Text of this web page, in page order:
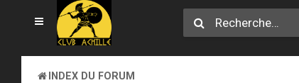
INDEX DU FORUM